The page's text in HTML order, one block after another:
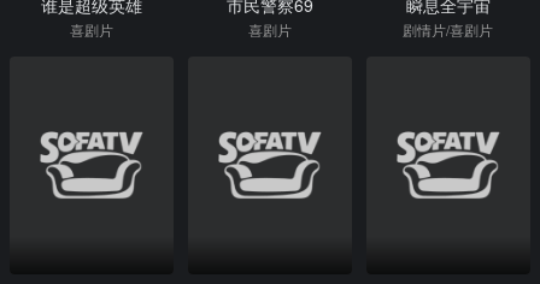
喜剧片 喜剧片 剧情片/喜剧片